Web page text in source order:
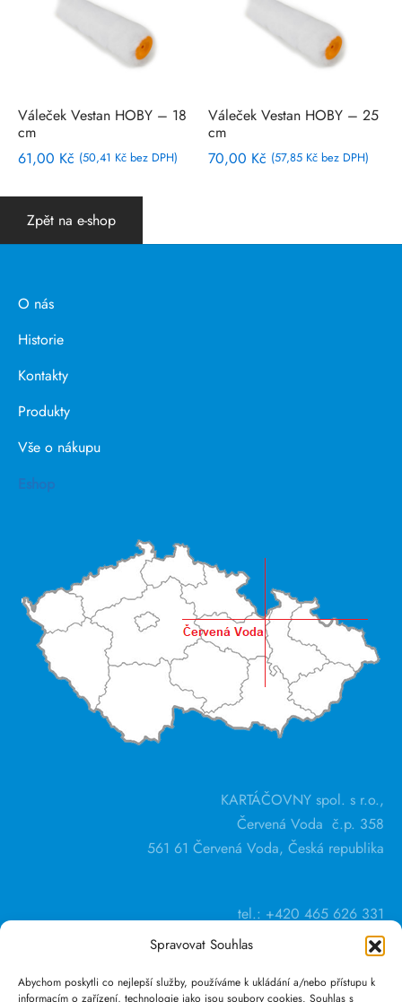
Spravovat Souhlas
Abychom poskytli co nejlepší služby, používáme k ukládání a/nebo přístupu k
informacím o zařízení, technologie jako jsou soubory cookies. Souhlas s
Váleček Vestan HOBY – 18
cm
61,00 Kč (50,41 Kč bez DPH)
Váleček Vestan HOBY – 25
cm
70,00 Kč (57,85 Kčbez DPH)
Zpět na e-shop
O nás
Historie
Kontakty
Produkty
Vše o nákupu
Eshop
KARTÁČOVNY spol. s r.o.,
Červená Voda č.p. 358
561 61 Červená Voda, Česká republika
tel.: +420 465 626 331